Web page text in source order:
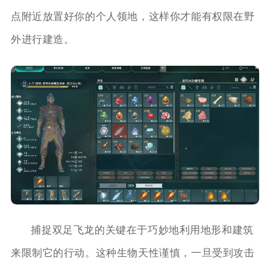
点附近放置好你的个人领地，这样你才能有权限在野
外进行建造。
捕捉双足飞龙的关键在于巧妙地利用地形和建筑
来限制它的行动。这种生物天性谨慎，一旦受到攻击